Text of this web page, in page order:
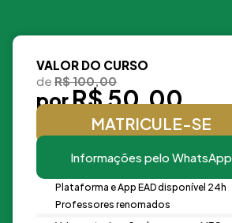
VALOR DO CURSO
de R$ 100,00
porR$ 50,00
MATRICULE-SE
Informações pelo WhatsApp
Plataforma e App EAD disponível 24h
Professores renomados